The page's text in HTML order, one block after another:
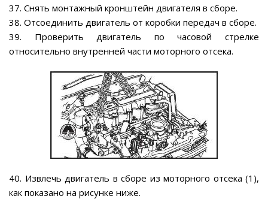
37. Снять монтажный кронштейн двигателя в сборе.
38. Отсоединить двигатель от коробки передач в сборе.
39. Проверить двигатель по часовой стрелке
относительно внутренней части моторного отсека.
40. Извлечь двигатель в сборе из моторного отсека (1),
как показано на рисунке ниже.